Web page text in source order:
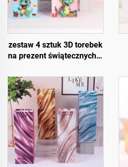
zestaw 4 sztuk 3D torebek
na prezent świątecznych –
opakowania świąteczne
do sprzedaży detalicznej i
prezentów